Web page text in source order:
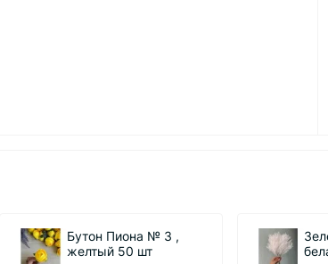
Зелень " 30466 "
белая 5 шт